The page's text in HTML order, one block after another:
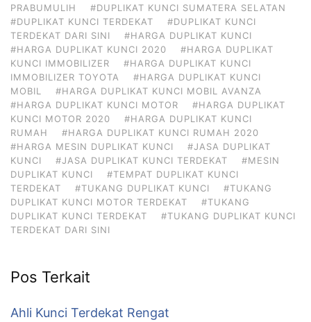
PRABUMULIH
#DUPLIKAT KUNCI SUMATERA SELATAN
#DUPLIKAT KUNCI TERDEKAT
#DUPLIKAT KUNCI
TERDEKAT DARI SINI
#HARGA DUPLIKAT KUNCI
#HARGA DUPLIKAT KUNCI 2020
#HARGA DUPLIKAT
KUNCI IMMOBILIZER
#HARGA DUPLIKAT KUNCI
IMMOBILIZER TOYOTA
#HARGA DUPLIKAT KUNCI
MOBIL
#HARGA DUPLIKAT KUNCI MOBIL AVANZA
#HARGA DUPLIKAT KUNCI MOTOR
#HARGA DUPLIKAT
KUNCI MOTOR 2020
#HARGA DUPLIKAT KUNCI
RUMAH
#HARGA DUPLIKAT KUNCI RUMAH 2020
#HARGA MESIN DUPLIKAT KUNCI
#JASA DUPLIKAT
KUNCI
#JASA DUPLIKAT KUNCI TERDEKAT
#MESIN
DUPLIKAT KUNCI
#TEMPAT DUPLIKAT KUNCI
TERDEKAT
#TUKANG DUPLIKAT KUNCI
#TUKANG
DUPLIKAT KUNCI MOTOR TERDEKAT
#TUKANG
DUPLIKAT KUNCI TERDEKAT
#TUKANG DUPLIKAT KUNCI
TERDEKAT DARI SINI
Pos Terkait
Ahli Kunci Terdekat Rengat